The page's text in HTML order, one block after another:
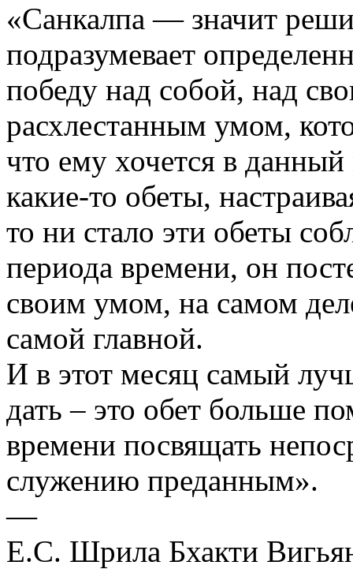
«Санкалпа — значит
подразумевает
победу над собой, над
расхлестанным умом,
что ему хочется в
какие-то обеты,
то ни стало эти обеты
периода времени, он
своим умом, на самом
самой главной.
И в этот месяц самый
дать – это обет больше
времени посвящать
служению преданным».
—
Е.С. Шрила Бхакти